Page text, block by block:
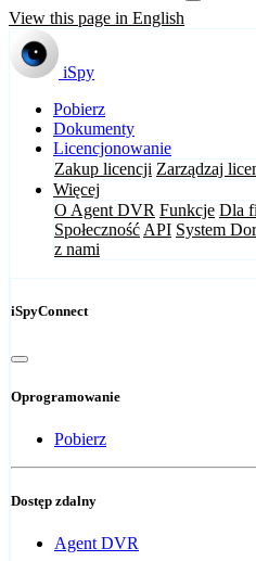
View this page in English
iSpy
Pobierz
Dokumenty
Licencjonowanie
Zakup licencji Zarządzaj
Więcej
O Agent DVR Funkcje Dla
Społeczność API System
z nami
iSpyConnect
Oprogramowanie
Pobierz
Dostęp zdalny
Agent DVR